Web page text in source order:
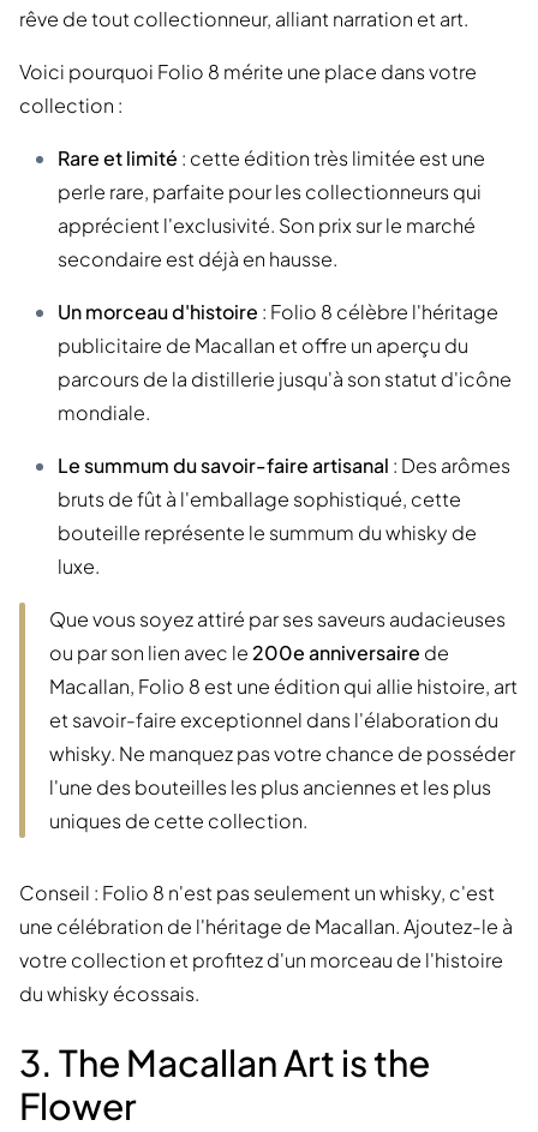
rêve de tout collectionneur, alliant narration et art.
Voici pourquoi Folio 8 mérite une place dans votre
collection :
Rare et limité : cette édition très limitée est une
perle rare, parfaite pour les collectionneurs qui
apprécient l'exclusivité. Son prix sur le marché
secondaire est déjà en hausse.
Un morceau d'histoire : Folio 8 célèbre l'héritage
publicitaire de Macallan et offre un aperçu du
parcours de la distillerie jusqu'à son statut d'icône
mondiale.
Le summum du savoir-faire artisanal : Des arômes
bruts de fût à l'emballage sophistiqué, cette
bouteille représente le summum du whisky de
luxe.
Que vous soyez attiré par ses saveurs audacieuses
ou par son lien avec le 200e anniversaire de
Macallan, Folio 8 est une édition qui allie histoire, art
et savoir-faire exceptionnel dans l'élaboration du
whisky. Ne manquez pas votre chance de posséder
l'une des bouteilles les plus anciennes et les plus
uniques de cette collection.
Conseil : Folio 8 n'est pas seulement un whisky, c'est
une célébration de l'héritage de Macallan. Ajoutez-le à
votre collection et profitez d'un morceau de l'histoire
du whisky écossais.
3. The Macallan Art is the
Flower